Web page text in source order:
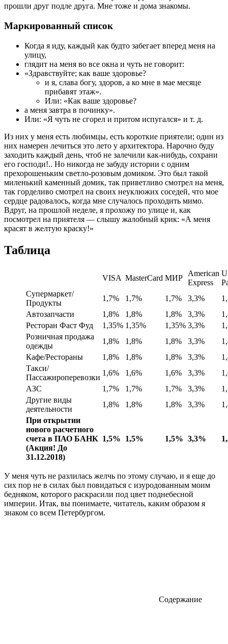
прошли друг подле друга. Мне тоже и дома знакомы.
Маркированный список
Когда я иду, каждый как будто забегает вперед меня на
улицу,
глядит на меня во все окна и чуть не говорит:
«Здравствуйте; как ваше здоровье?
и я, слава богу, здоров, а ко мне в мае месяце
прибавят этаж».
Или: «Как ваше здоровье?
а меня завтра в починку».
Или: «Я чуть не сгорел и притом испугался» и т. д.
Из них у меня есть любимцы, есть короткие приятели; один из
них намерен лечиться это лето у архитектора. Нарочно буду
заходить каждый день, чтоб не залечили как-нибудь, сохрани
его господи!.. Но никогда не забуду истории с одним
прехорошеньким светло-розовым домиком. Это был такой
миленький каменный домик, так приветливо смотрел на меня,
так горделиво смотрел на своих неуклюжих соседей, что мое
сердце радовалось, когда мне случалось проходить мимо.
Вдруг, на прошлой неделе, я прохожу по улице и, как
посмотрел на приятеля — слышу жалобный крик: «А меня
красят в желтую краску!»
Таблица
VISA MasterCard МИР
American
Express
Супермаркет/
Продукты
1,7% 1,7% 1,7% 3,3%
Автозапчасти
1,8% 1,8% 1,8% 3,3%
Ресторан Фаст Фуд
1,35% 1,35% 1,35% 3,3%
Розничная продажа
одежды
1,8% 1,8% 1,8% 3,3%
Кафе/Рестораны
1,8% 1,8% 1,8% 3,3%
Такси/
Пассажироперевозки
1,6% 1,6% 1,6% 3,3%
АЗС
1,7% 1,7% 1,7% 3,3%
Другие виды
деятельности
1,8% 1,8% 1,8% 3,3%
При открытии
нового расчетного
счета в ПАО БАНК
(Акция! До
31.12.2018)
1,5% 1,5% 1,5% 3,3%
У меня чуть не разлилась желчь по этому случаю, и я еще до
сих пор не в силах был повидаться с изуродованным моим
бедняком, которого раскрасили под цвет поднебесной
империи. Итак, вы понимаете, читатель, каким образом я
знаком со всем Петербургом.
Содержание